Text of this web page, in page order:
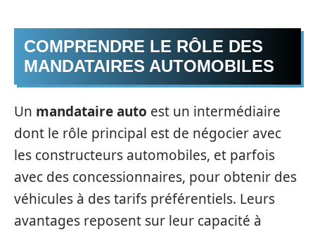
COMPRENDRE LE RÔLE DES
MANDATAIRES AUTOMOBILES
Un mandataire auto est un intermédiaire
dont le rôle principal est de négocier avec
les constructeurs automobiles, et parfois
avec des concessionnaires, pour obtenir des
véhicules à des tarifs préférentiels. Leurs
avantages reposent sur leur capacité à